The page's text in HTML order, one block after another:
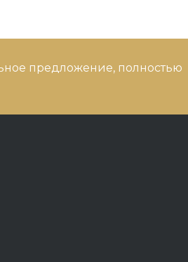
предложение, полностью